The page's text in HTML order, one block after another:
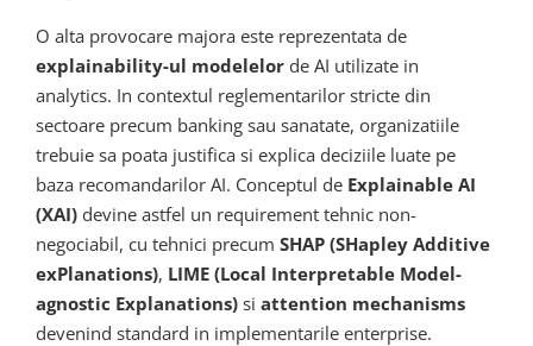
O alta provocare majora este reprezentata de
explainability-ul modelelor de AI utilizate in
analytics. In contextul reglementarilor stricte din
sectoare precum banking sau sanatate, organizatiile
trebuie sa poata justifica si explica deciziile luate pe
baza recomandarilor AI. Conceptul de Explainable AI
(XAI) devine astfel un requirement tehnic non-
negociabil, cu tehnici precum SHAP (SHapley Additive
exPlanations), LIME (Local Interpretable Model-
agnostic Explanations) si attention mechanisms
devenind standard in implementarile enterprise.